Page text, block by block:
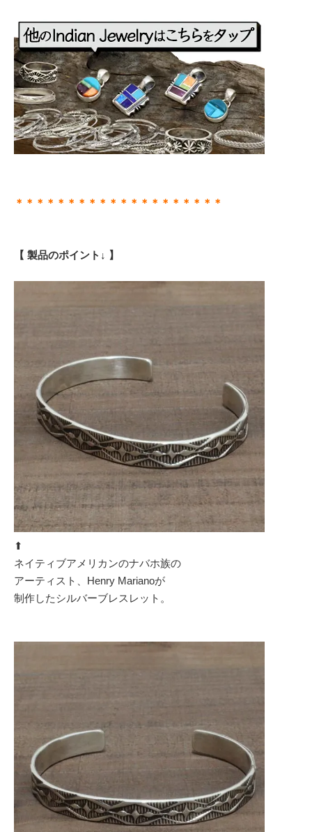
＊＊＊＊＊＊＊＊＊＊＊＊＊＊＊＊＊＊＊＊
【 製品のポイント↓ 】
⬆︎
ネイティブアメリカンのナバホ族の
アーティスト、Henry Marianoが
制作したシルバーブレスレット。